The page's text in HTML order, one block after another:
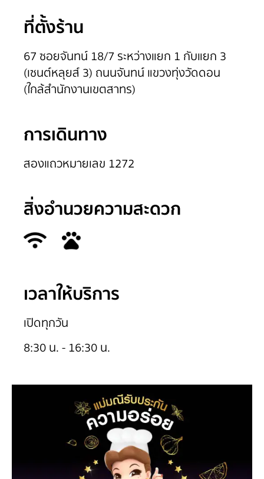
ที่ตั้งร้าน
67 ซอยจันทน์ 18/7 ระหว่างแยก 1 กับแยก 3
(เซนต์หลุยส์ 3) ถนนจันทน์ แขวงทุ่งวัดดอน
(ใกล้สำนักงานเขตสาทร)
การเดินทาง
สองแถวหมายเลข 1272
สิ่งอำนวยความสะดวก
เวลาให้บริการ
เปิดทุกวัน
8:30 น. - 16:30 น.